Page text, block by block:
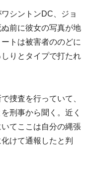
シントンDC、ジョ
前に彼女の写真が地
トは被害者ののどに
りとタイプで打たれ
捜査を行っていて、
刑事から聞く。近く
てここは自分の縄張
けて通報したと判